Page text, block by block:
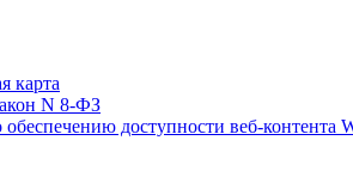
карта
N 8-ФЗ
обеспечению доступности веб-контента